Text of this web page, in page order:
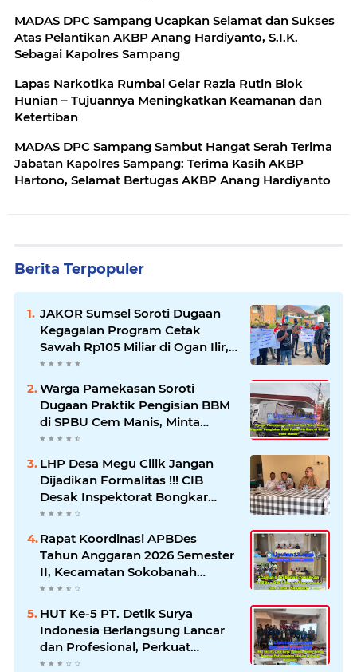
MADAS DPC Sampang Ucapkan Selamat dan Sukses
Atas Pelantikan AKBP Anang Hardiyanto, S.I.K.
Sebagai Kapolres Sampang
Lapas Narkotika Rumbai Gelar Razia Rutin Blok
Hunian – Tujuannya Meningkatkan Keamanan dan
Ketertiban
MADAS DPC Sampang Sambut Hangat Serah Terima
Jabatan Kapolres Sampang: Terima Kasih AKBP
Hartono, Selamat Bertugas AKBP Anang Hardiyanto
Berita Terpopuler
JAKOR Sumsel Soroti Dugaan
Kegagalan Program Cetak
Sawah Rp105 Miliar di Ogan Ilir,
Desak Kadis Pertanian Mundur
Warga Pamekasan Soroti
Dugaan Praktik Pengisian BBM
di SPBU Cem Manis, Minta
Klarifikasi dan Pengawasan
LHP Desa Megu Cilik Jangan
Dijadikan Formalitas !!! CIB
Desak Inspektorat Bongkar
Seluruh Fakta dan Hentikan
Dugaan Permainan Oknum
Rapat Koordinasi APBDes
Tahun Anggaran 2026 Semester
II, Kecamatan Sokobanah
Libatkan 12 Desa
HUT Ke-5 PT. Detik Surya
Indonesia Berlangsung Lancar
dan Profesional, Perkuat
Kompetensi Wartawan